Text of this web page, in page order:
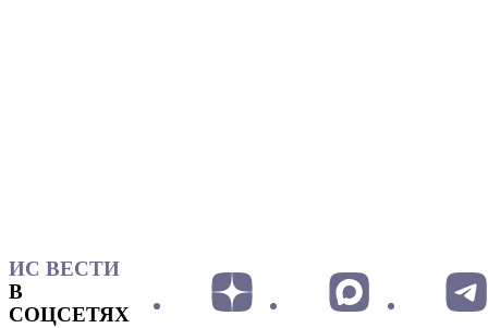
ИС ВЕСТИ
В
СОЦСЕТЯХ